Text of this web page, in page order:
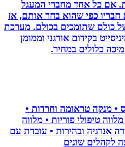
כל אחד מחברי המעגל
כפי שהוא בחר אותם, אז
שתומכים בכולם. מערכת
בקידום אורגני וממומן
במחיר.
טראומה וחרדות •
פוריות • מלווה
ובהירות • עובדת עם